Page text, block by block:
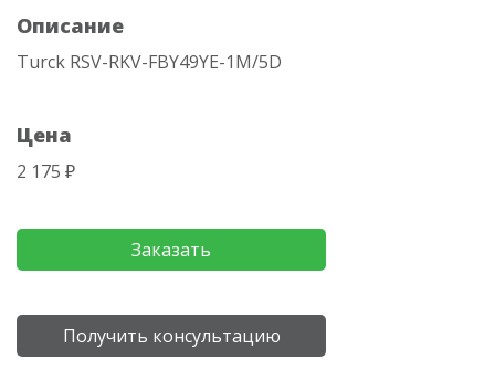
Описание
Turck RSV-RKV-FBY49YE-1M/5D
Цена
2 175 ₽
Заказать
Получить консультацию